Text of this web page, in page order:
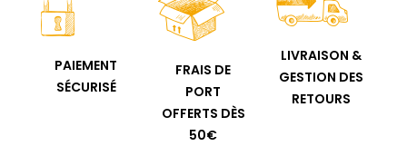
PAIEMENT
SÉCURISÉ
FRAIS DE
PORT
OFFERTS DÈS
50€
LIVRAISON &
GESTION DES
RETOURS